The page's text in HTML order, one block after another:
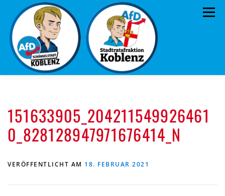
Inhalt
springen
Menü
TERMINE MITMACHEN! KONTAKT
151633905_204211549926461
0_828128947971676414_N
VERÖFFENTLICHT AM 18. FEBRUAR 2021